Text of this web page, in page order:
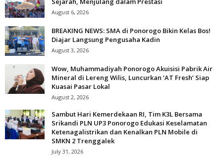
August 6, 2026
BREAKING NEWS: SMA di Ponorogo Bikin Kelas Bos!
Diajar Langsung Pengusaha Kadin
August 3, 2026
Wow, Muhammadiyah Ponorogo Akuisisi Pabrik Air
Mineral di Lereng Wilis, Luncurkan ‘AT Fresh’ Siap
Kuasai Pasar Lokal
August 2, 2026
Sambut Hari Kemerdekaan RI, Tim K3L Bersama
Srikandi PLN UP3 Ponorogo Edukasi Keselamatan
Ketenagalistrikan dan Kenalkan PLN Mobile di
SMKN 2 Trenggalek
July 31, 2026